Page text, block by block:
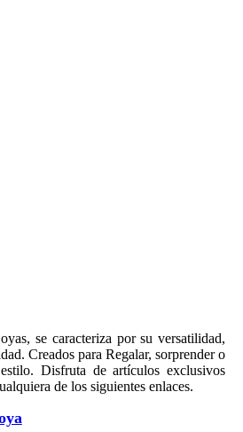
se caracteriza por su versatilidad,
Creados para Regalar, sorprender o
Disfruta de artículos exclusivos
de los siguientes enlaces.